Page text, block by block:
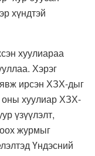
хүндтэй
хуулиараа
Хэрэг
явж ирсэн ХЗХ-дыг
оны хуулиар ХЗХ-
үзүүлэлт,
журмыг
Үндэсний